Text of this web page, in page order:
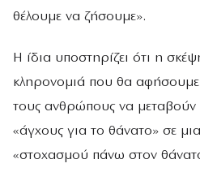
θέλουμε να ζήσουμε».
Η ίδια υποστηρίζει ότι η
κληρονομιά που θα αφήσουμε
τους ανθρώπους να μεταβούν
«άγχους για το θάνατο» σε
«στοχασμού πάνω στον